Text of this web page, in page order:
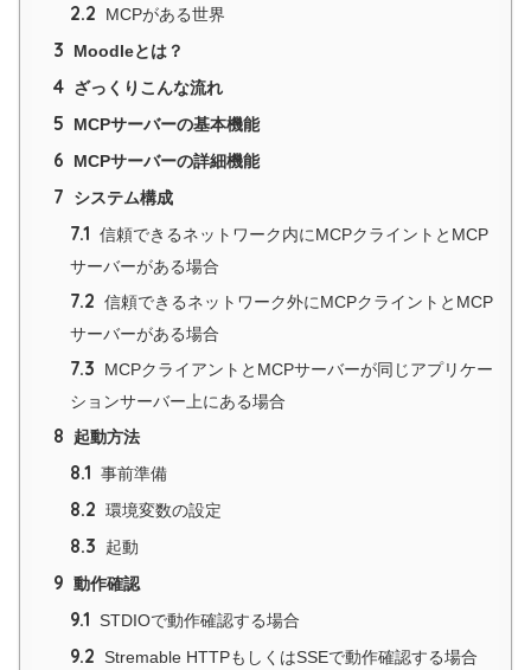
2.2 MCPがある世界
3 Moodleとは？
4 ざっくりこんな流れ
5 MCPサーバーの基本機能
6 MCPサーバーの詳細機能
7 システム構成
7.1 信頼できるネットワーク内にMCPクライントとMCP
サーバーがある場合
7.2 信頼できるネットワーク外にMCPクライントとMCP
サーバーがある場合
7.3
MCPクライアントとMCPサーバーが同じアプリケー
ションサーバー上にある場合
8 起動方法
8.1 事前準備
8.2 環境変数の設定
8.3 起動
9 動作確認
9.1 STDIOで動作確認する場合
9.2 Stremable HTTPもしくはSSEで動作確認する場合